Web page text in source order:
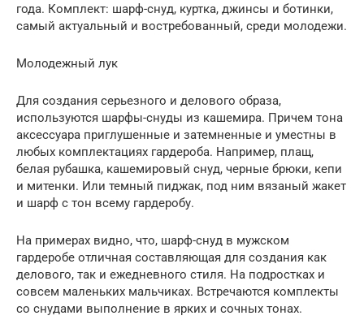
года. Комплект: шарф-снуд, куртка, джинсы и ботинки,
самый актуальный и востребованный, среди молодежи.
Молодежный лук
Для создания серьезного и делового образа,
используются шарфы-снуды из кашемира. Причем тона
аксессуара приглушенные и затемненные и уместны в
любых комплектациях гардероба. Например, плащ,
белая рубашка, кашемировый снуд, черные брюки, кепи
и митенки. Или темный пиджак, под ним вязаный жакет
и шарф с тон всему гардеробу.
На примерах видно, что, шарф-снуд в мужском
гардеробе отличная составляющая для создания как
делового, так и ежедневного стиля. На подростках и
совсем маленьких мальчиках. Встречаются комплекты
со снудами выполнение в ярких и сочных тонах.